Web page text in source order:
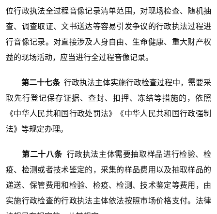
位行政执法全过程音像记录清单范围，对现场检查、随机抽
查、调查取证、文书送达等容易引发争议的行政执法过程进
行音像记录。对直接涉及人身自由、生命健康、重大财产权
益的现场活动，应当进行全过程音像记录。
第二十七条 行政执法主体实施行政检查过程中，需要采
取先行登记保存证据、查封、扣押、冻结等措施的，依照
《中华人民共和国行政处罚法》《中华人民共和国行政强制
法》等规定办理。
第二十八条 行政执法主体需要抽取样品进行检验、检
疫、检测或者技术鉴定的，采集的样品费用以及抽取样品的
递送、保管费用和检验、检疫、检测、技术鉴定等费用，由
实施行政检查的行政执法主体依法按照市场价格支付。法律